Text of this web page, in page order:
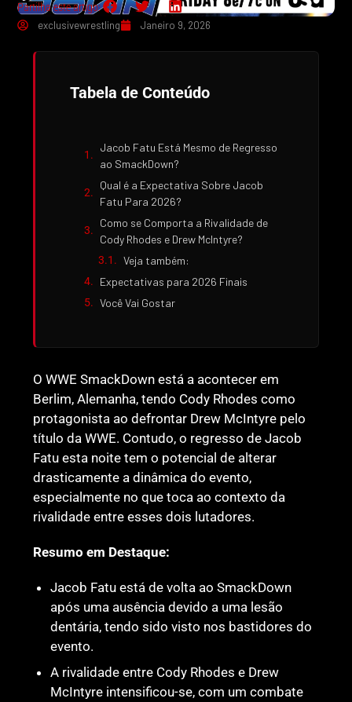
Partilha este artigo:
exclusivewrestling
Janeiro 9, 2026
Tabela de Conteúdo
Jacob Fatu Está Mesmo de Regresso
ao SmackDown?
Qual é a Expectativa Sobre Jacob
Fatu Para 2026?
Como se Comporta a Rivalidade de
Cody Rhodes e Drew McIntyre?
Veja também:
Expectativas para 2026 Finais
Você Vai Gostar
O WWE SmackDown está a acontecer em
Berlim, Alemanha, tendo Cody Rhodes como
protagonista ao defrontar Drew McIntyre pelo
título da WWE. Contudo, o regresso de Jacob
Fatu esta noite tem o potencial de alterar
drasticamente a dinâmica do evento,
especialmente no que toca ao contexto da
rivalidade entre esses dois lutadores.
Resumo em Destaque:
Jacob Fatu está de volta ao SmackDown
após uma ausência devido a uma lesão
dentária, tendo sido visto nos bastidores do
evento.
A rivalidade entre Cody Rhodes e Drew
McIntyre intensificou-se, com um combate